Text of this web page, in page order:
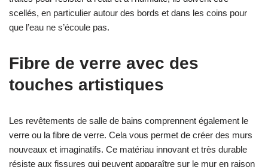
scellés, en particulier autour des bords et dans les coins pour
que l’eau ne s’écoule pas.
Fibre de verre avec des
touches artistiques
Les revêtements de salle de bains comprennent également le
verre ou la fibre de verre. Cela vous permet de créer des murs
nouveaux et imaginatifs. Ce matériau innovant et très durable
résiste aux fissures qui peuvent apparaître sur le mur en raison